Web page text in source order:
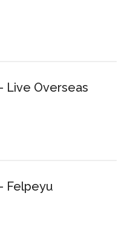
Live Overseas
Felpeyu